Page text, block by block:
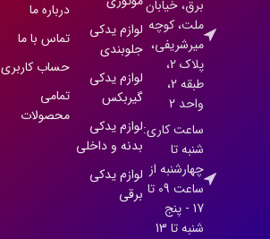
برق، خیابان
ملت، کوچه
میرشریفی،
پلاک 2،
طبقه 2،
واحد 2
ساعت کاری:
شنبه تا
چهارشنبه از
ساعت 09 تا
17 - پنج
شنبه تا 13
لوازم یدکی
جلوبندی
لوازم یدکی
گیربکس
لوازم یدکی
بدنه و داخلی
لوازم یدکی
برقی
درباره ما
تماس با ما
حساب کاربری
تمامی
محصولات